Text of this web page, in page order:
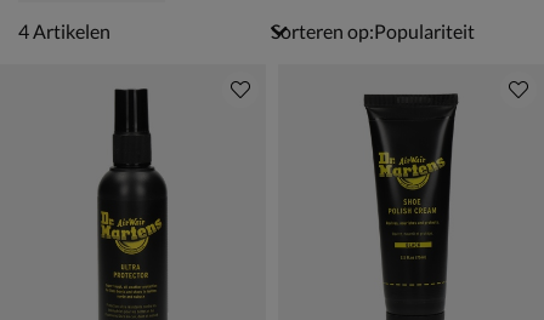
4 artikelen
4Artikelen Sorteren op: